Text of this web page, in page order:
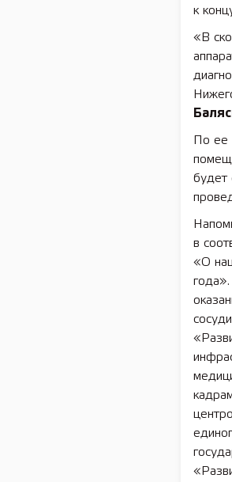
к
«В
По
будет
в
«О